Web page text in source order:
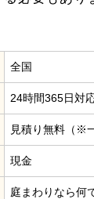
全国
24時間365日対
見積り無料（※
現金
庭まわりなら何